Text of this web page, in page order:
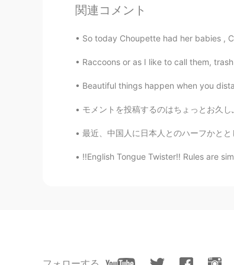
@himys
himys
toto
ネイルかわいい❤️
関連コメント
So today Choupette had her babies ,
Raccoons or as I like to call them,
Beautiful things happen when you
モメントを投稿するのはちょっとお久しぶりのような感じですが、皆さんは
最近、中国人に日本人とのハーフかととして勘違いされてる😂 数日前、中
‼️English Tongue Twister‼️ Rules are